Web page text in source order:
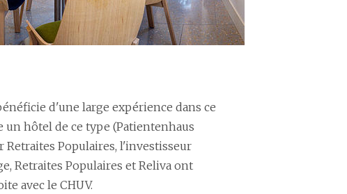
d'une large expérience dans ce
hôtel de ce type (Patientenhaus
Populaires, l'investisseur
Retraites Populaires et Reliva ont
avec le CHUV.